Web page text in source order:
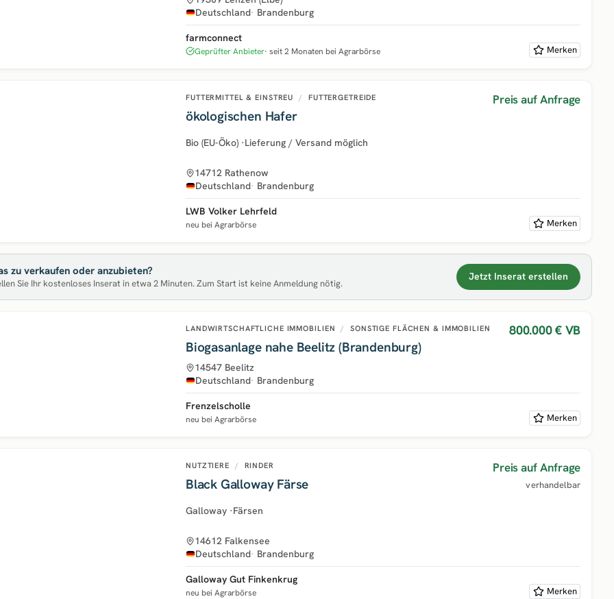
Deutschland Brandenburg
farmconnect
Geprüfter Anbieter seit 2 Monaten bei Agrarbörse Merken
FUTTERMITTEL & EINSTREU / FUTTERGETREIDE
ökologischen Hafer
Preis auf Anfrage
Bio (EU-Öko) ·Lieferung / Versand möglich
14712 Rathenow
Deutschland Brandenburg
LWB Volker Lehrfeld
neu bei Agrarbörse Merken
zu verkaufen oder anzubieten?
Sie Ihr kostenloses Inserat in etwa 2 Minuten. Zum Start ist keine Anmeldung nötig.
Jetzt Inserat erstellen
LANDWIRTSCHAFTLICHE IMMOBILIEN / SONSTIGE FLÄCHEN & IMMOBILIEN
Biogasanlage nahe Beelitz (Brandenburg)
800.000 € VB
14547 Beelitz
Deutschland Brandenburg
Frenzelscholle
neu bei Agrarbörse Merken
NUTZTIERE / RINDER
Black Galloway Färse
Preis auf Anfrage
verhandelbar
Galloway ·Färsen
14612 Falkensee
Deutschland Brandenburg
Galloway Gut Finkenkrug
neu bei Agrarbörse Merken